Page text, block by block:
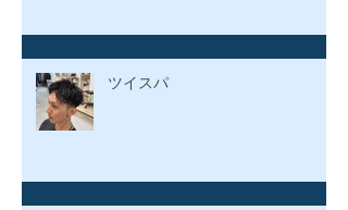
ツイスパ